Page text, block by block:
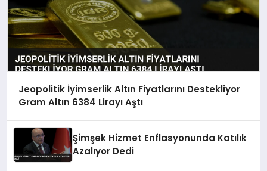
Jeopolitik İyimserlik Altın Fiyatlarını Destekliyor
Gram Altın 6384 Lirayı Aştı
Şimşek Hizmet Enflasyonunda Katılık
Azalıyor Dedi